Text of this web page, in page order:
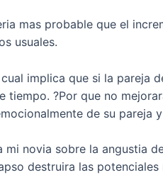
mas probable que el
usuales.
implica que si la
?Por que no
de su pareja
novia sobre la angustia
destruira las potenciales